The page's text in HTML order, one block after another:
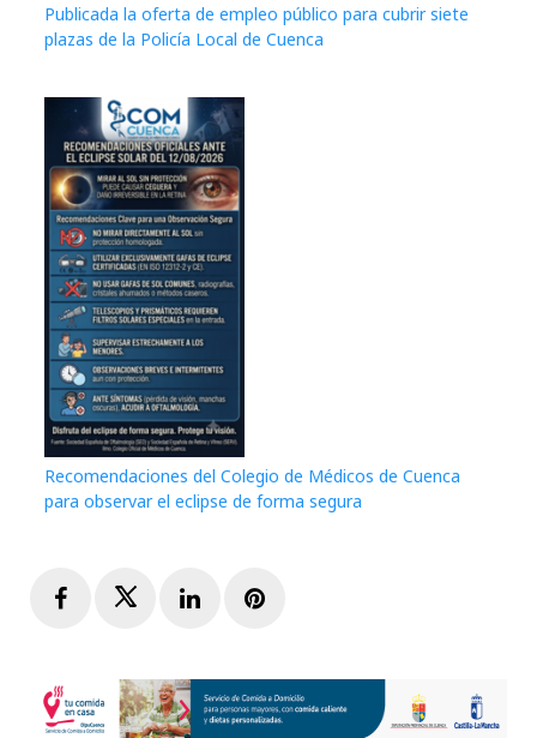
Publicada la oferta de empleo público para cubrir siete
plazas de la Policía Local de Cuenca
Recomendaciones del Colegio de Médicos de Cuenca
para observar el eclipse de forma segura
FacebookTwitterLinkedInPinterest